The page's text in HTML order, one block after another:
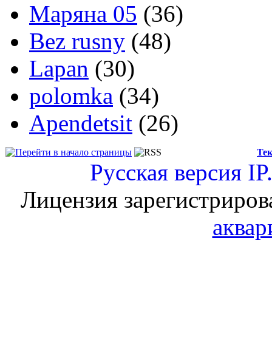
Маряна 05 (36)
Bez rusny (48)
Lapan (30)
polomka (34)
Apendetsit (26)
Русская версия
Лицензия